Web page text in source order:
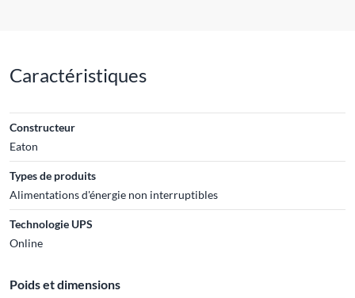
Caractéristiques
Constructeur
Eaton
Types de produits
Alimentations d'énergie non interruptibles
Technologie UPS
Online
Poids et dimensions